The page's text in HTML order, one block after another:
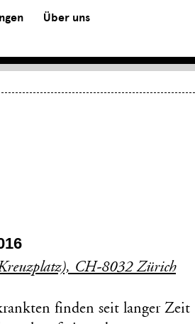
Über uns
CH-8032 Zürich
finden seit langer Zeit